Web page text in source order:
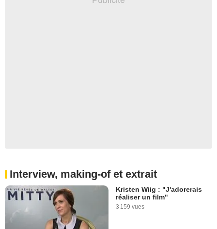
Interview, making-of et extrait
Kristen Wiig : "J'adorerais
réaliser un film"
3 159 vues